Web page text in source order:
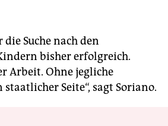
Suche nach den
bisher erfolgreich.
Arbeit. Ohne jegliche
Seite“, sagt Soriano.